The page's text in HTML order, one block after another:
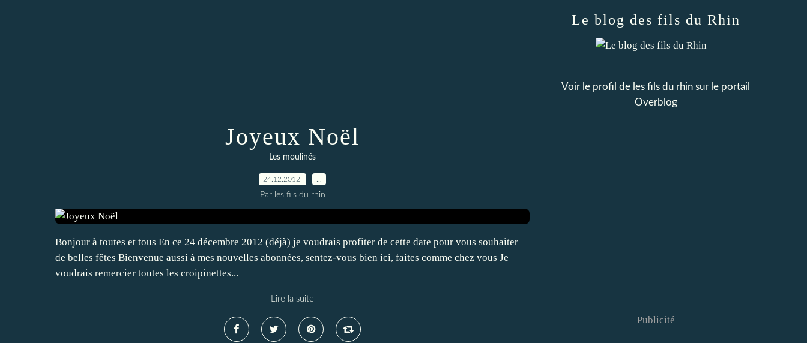
Joyeux Noël
Les moulinés
24.12.2012
Par les fils du rhin
Bonjour à toutes et tous En ce 24 décembre 2012 (déjà) je voudrais profiter de cette date pour vous souhaiter
de belles fêtes Bienvenue aussi à mes nouvelles abonnées, sentez-vous bien ici, faites comme chez vous Je
voudrais remercier toutes les croipinettes...
Lire la suite
Le blog des fils du Rhin
Voir le profil de les fils du rhin sur le portail
Overblog
Publicité